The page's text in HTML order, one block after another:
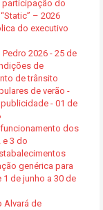
participação do
– 2026
do executivo
2026 - 25 de
de
de trânsito
de verão -
- 01 de
dos
3 do
genérica para
de junho a 30 de
Alvará de